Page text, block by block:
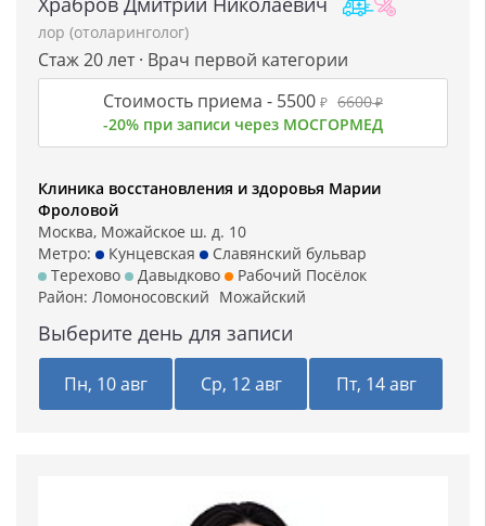
лор (отоларинголог)
Стаж 20 лет · Врач первой категории
Стоимость приема - 5500 ₽ 6600₽
-20% при записи через МОСГОРМЕД
Клиника восстановления и здоровья Марии
Фроловой
Москва, Можайское ш. д. 10
Метро:
Кунцевская
Славянский бульвар
Терехово
Давыдково
Рабочий Посёлок
Район: Ломоносовский Можайский
Выберите день для записи
Пн, 10 авг Ср, 12 авг Пт, 14 авг